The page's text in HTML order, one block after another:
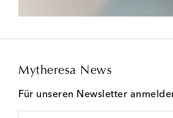
Mytheresa News
Für unseren Newsletter